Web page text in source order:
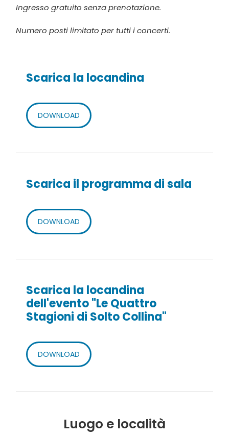
Ingresso gratuito senza prenotazione.
Numero posti limitato per tutti i concerti.
Scarica la locandina
DOWNLOAD
Scarica il programma di sala
DOWNLOAD
Scarica la locandina
dell'evento "Le Quattro
Stagioni di Solto Collina"
DOWNLOAD
Luogo e località